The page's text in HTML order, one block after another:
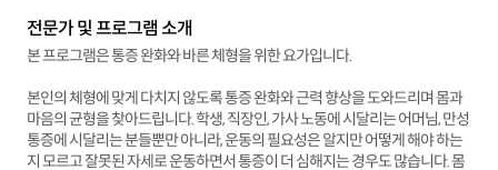
전문가 및 프로그램 소개
본 프로그램은 통증 완화와 바른 체형을 위한 요가입니다.
본인의 체형에 맞게 다치지 않도록 통증 완화와 근력 향상을 도와드리며 몸과
마음의 균형을 찾아드립니다. 학생, 직장인, 가사 노동에 시달리는 어머님, 만성
통증에 시달리는 분들뿐만 아니라, 운동의 필요성은 알지만 어떻게 해야 하는
지 모르고 잘못된 자세로 운동하면서 통증이 더 심해지는 경우도 많습니다. 몸